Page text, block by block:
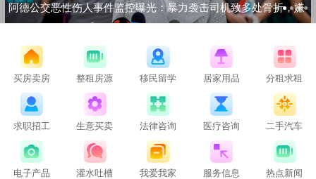
阿德公交恶性伤人事件监控曝光：暴力袭击司机致多处骨折，嫌
买房卖房 整租房源 移民留学 居家用品 分租求租
求职招工 生意买卖 法律咨询 医疗咨询 二手汽车
电子产品 灌水吐槽 我爱我家 服务信息 热点新闻